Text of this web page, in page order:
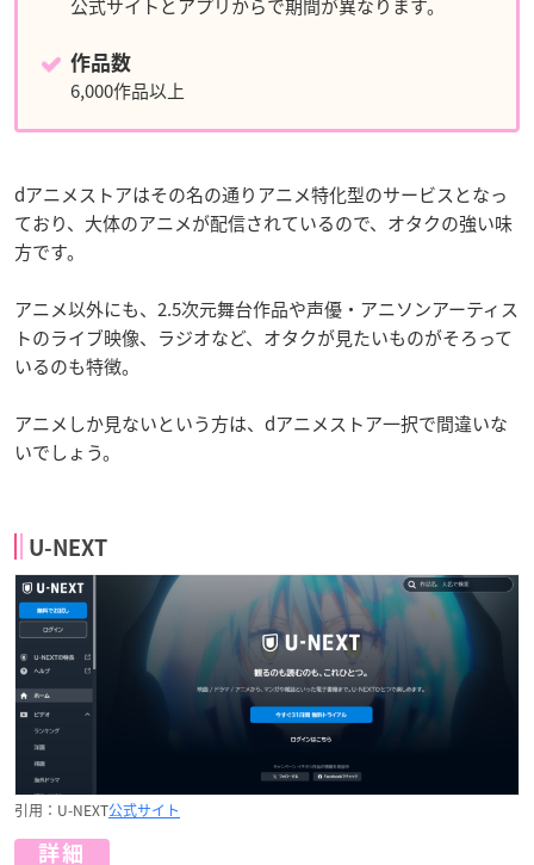
公式サイトとアプリからで期間が異なります。
作品数
6,000作品以上
dアニメストアはその名の通りアニメ特化型のサービスとなっ
ており、大体のアニメが配信されているので、オタクの強い味
方です。
アニメ以外にも、2.5次元舞台作品や声優・アニソンアーティス
トのライブ映像、ラジオなど、オタクが見たいものがそろって
いるのも特徴。
アニメしか見ないという方は、dアニメストア一択で間違いな
いでしょう。
U-NEXT
引用：U-NEXT公式サイト
詳細